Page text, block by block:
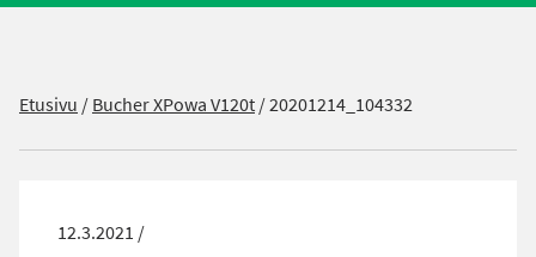
Etusivu /Bucher XPowa V120t/20201214_104332
12.3.2021 /